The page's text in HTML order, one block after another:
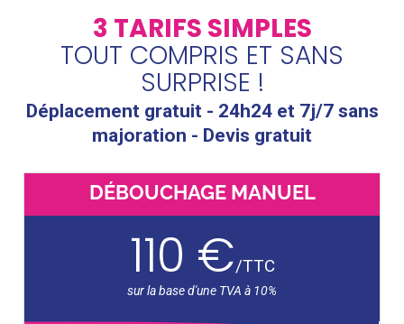
3 TARIFS SIMPLES
TOUT COMPRIS ET SANS
SURPRISE !
Déplacement gratuit - 24h24 et 7j/7 sans
majoration - Devis gratuit
DÉBOUCHAGE MANUEL
110 €/TTC